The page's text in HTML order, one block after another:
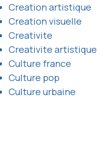
Creation artistique
Creation visuelle
Creativite
Creativite artistique
Culture france
Culture pop
Culture urbaine